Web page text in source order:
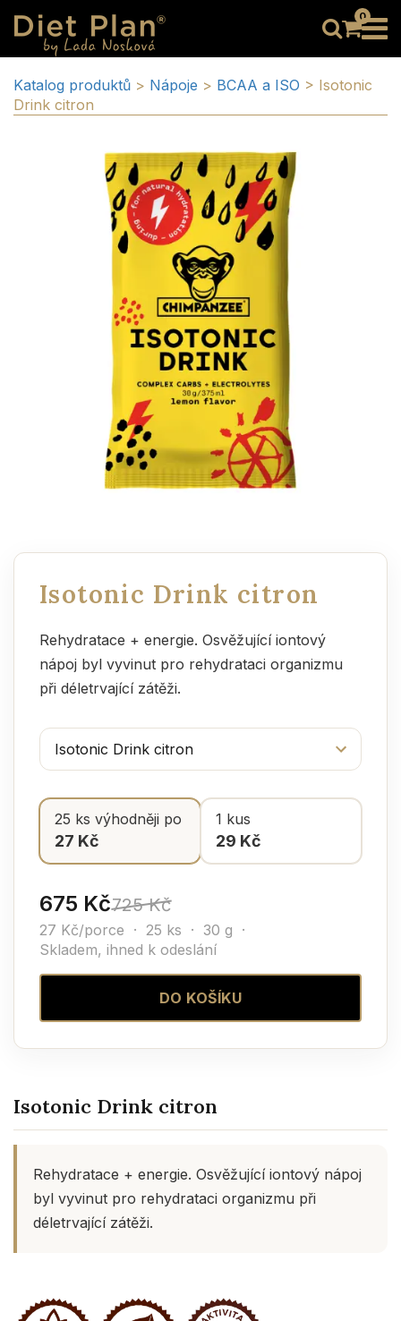
0
Katalog produktů > Nápoje > BCAA a ISO > Isotonic
Drink citron
Isotonic Drink citron
Rehydratace + energie. Osvěžující iontový
nápoj byl vyvinut pro rehydrataci organizmu
při déletrvající zátěži.
25 ks výhodněji po
27 Kč
1 kus
29 Kč
675 Kč725 Kč
27 Kč/porce · 25 ks · 30 g ·
Skladem, ihned k odeslání
DO KOŠÍKU
Isotonic Drink citron
Rehydratace + energie. Osvěžující iontový nápoj
byl vyvinut pro rehydrataci organizmu při
déletrvající zátěži.